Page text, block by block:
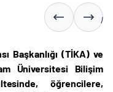
Başkanlığı (TİKA) ve
Üniversitesi Bilişim
öğrencilere,